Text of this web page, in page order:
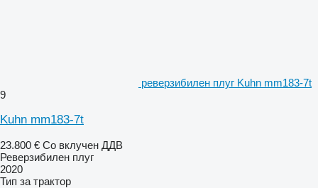
реверзибилен плуг Kuhn mm183-7t
9
Kuhn mm183-7t
23.800 € Со вклучен ДДВ
Реверзибилен плуг
2020
Тип за трактор